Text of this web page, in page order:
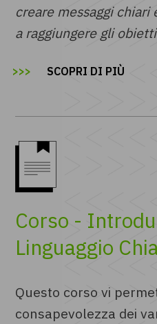
creare messaggi
a raggiungere gli
SCOPRI DI PIÙ
Corso -
Linguaggio
Questo corso vi
consapevolezza dei